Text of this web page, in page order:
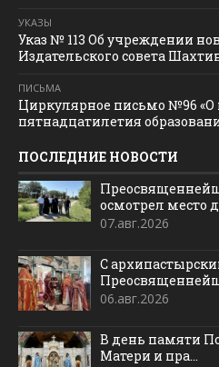
УКАЗЫ
Указ № 113 Об учреждении
Издательского совета
ПИСЬМА
Циркулярное письмо №96 «О
пятнадцатилетия
ПОСЛЕДНИЕ НОВОСТИ
осмотрел место
07.авг.2026
С
06.авг.2026
В день памяти
Матери и пра...